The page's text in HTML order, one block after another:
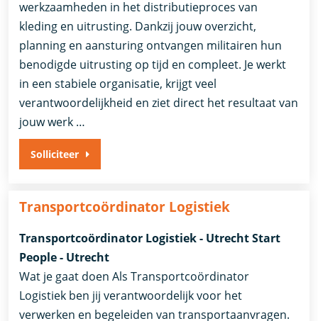
werkzaamheden in het distributieproces van
kleding en uitrusting. Dankzij jouw overzicht,
planning en aansturing ontvangen militairen hun
benodigde uitrusting op tijd en compleet. Je werkt
in een stabiele organisatie, krijgt veel
verantwoordelijkheid en ziet direct het resultaat van
jouw werk …
Solliciteer
Transportcoördinator Logistiek
Transportcoördinator Logistiek - Utrecht Start
People - Utrecht
Wat je gaat doen Als Transportcoördinator
Logistiek ben jij verantwoordelijk voor het
verwerken en begeleiden van transportaanvragen.